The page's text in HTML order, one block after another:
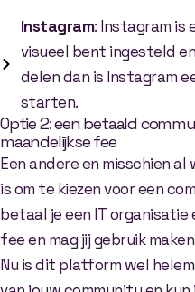
Instagram: Instagram is
visueel bent ingesteld
delen dan is Instagram
starten.
Optie 2: een betaald
maandelijkse fee
Een andere en misschien
is om te kiezen voor een
betaal je een IT organisatie
fee en mag jij gebruik
Nu is dit platform wel